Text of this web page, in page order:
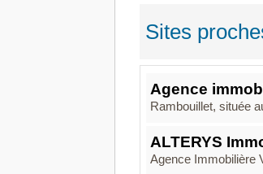
Sites
Agence
Rambouillet, située
ALTERYS
Agence Immobilière